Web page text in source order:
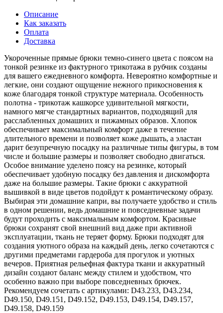
Описание
Как заказать
Оплата
Доставка
Укороченные прямые брюки темно-синего цвета с поясом на
тонкой резинке из фактурного трикотажа в рубчик созданы
для вашего ежедневного комфорта. Невероятно комфортные и
легкие, они создают ощущение нежного прикосновения к
коже благодаря тонкой структуре материала. Особенность
полотна - трикотаж кашкорсе удивительной мягкости,
намного мягче стандартных вариантов, подходящий для
расслабленных домашних и пижамных образов. Хлопок
обеспечивает максимальный комфорт даже в течение
длительного времени и позволяет коже дышать, а эластан
дарит безупречную посадку на различные типы фигуры, в том
числе и большие размеры и позволяет свободно двигаться.
Особое внимание уделено поясу на резинке, который
обеспечивает удобную посадку без давления и дискомфорта
даже на большие размеры. Такие брюки с аккуратной
вышивкой в виде цветов подойдут к романтическому образу.
Выбирая эти домашние капри, вы получаете удобство и стиль
в одном решении, ведь домашние и повседневные задачи
будут проходить с максимальным комфортом. Красивые
брюки сохранят свой внешний вид даже при активной
эксплуатации, ткань не теряет форму. Брюки подходят для
создания уютного образа на каждый день, легко сочетаются с
другими предметами гардероба для прогулок и уютных
вечеров. Приятная рельефная фактура ткани и аккуратный
дизайн создают баланс между стилем и удобством, что
особенно важно при выборе повседневных брючек.
Рекомендуем сочетать с артикулами: D43.233, D43.234,
D49.150, D49.151, D49.152, D49.153, D49.154, D49.157,
D49.158, D49.159